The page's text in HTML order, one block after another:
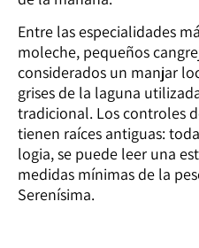
Entre las especialidades
moleche, pequeños
considerados un manjar
grises de la laguna
tradicional. Los controles
tienen raíces antiguas:
logia, se puede leer una
medidas mínimas de la
Serenísima.